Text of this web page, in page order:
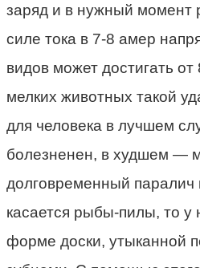
заряд и в нужный момент
силе тока в 7-8 амер
видов может достигать
мелких животных такой
для человека в лучшем
болезненен, в худшем —
долговременный паралич
касается рыбы-пилы, то у
форме доски, утыканной